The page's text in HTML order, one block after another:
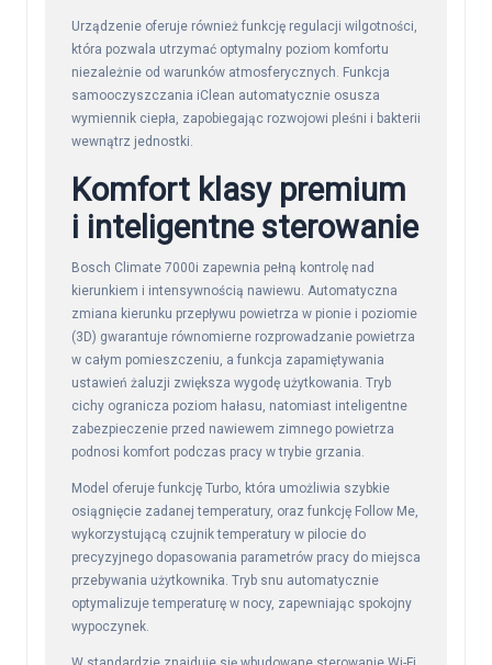
Urządzenie oferuje również funkcję regulacji wilgotności,
która pozwala utrzymać optymalny poziom komfortu
niezależnie od warunków atmosferycznych. Funkcja
samooczyszczania iClean automatycznie osusza
wymiennik ciepła, zapobiegając rozwojowi pleśni i bakterii
wewnątrz jednostki.
Komfort klasy premium
i inteligentne sterowanie
Bosch Climate 7000i zapewnia pełną kontrolę nad
kierunkiem i intensywnością nawiewu. Automatyczna
zmiana kierunku przepływu powietrza w pionie i poziomie
(3D) gwarantuje równomierne rozprowadzanie powietrza
w całym pomieszczeniu, a funkcja zapamiętywania
ustawień żaluzji zwiększa wygodę użytkowania. Tryb
cichy ogranicza poziom hałasu, natomiast inteligentne
zabezpieczenie przed nawiewem zimnego powietrza
podnosi komfort podczas pracy w trybie grzania.
Model oferuje funkcję Turbo, która umożliwia szybkie
osiągnięcie zadanej temperatury, oraz funkcję Follow Me,
wykorzystującą czujnik temperatury w pilocie do
precyzyjnego dopasowania parametrów pracy do miejsca
przebywania użytkownika. Tryb snu automatycznie
optymalizuje temperaturę w nocy, zapewniając spokojny
wypoczynek.